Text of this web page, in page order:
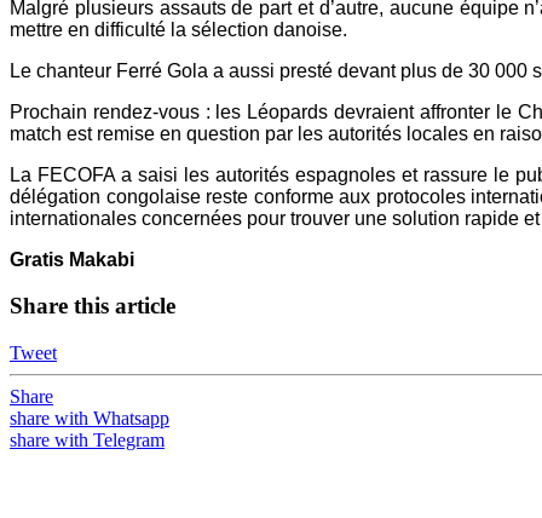
Malgré plusieurs assauts de part et d’autre, aucune équipe
mettre en difficulté la sélection danoise.
Le chanteur Ferré Gola a aussi presté devant plus de 30 000
Prochain rendez-vous : les Léopards devraient affronter le
match est remise en question par les autorités locales en
La FECOFA a saisi les autorités espagnoles et rassure le
délégation congolaise reste conforme aux protocoles
internationales concernées pour trouver une solution rapide
Gratis Makabi
Share this article
Tweet
Share
share with Whatsapp
share with Telegram